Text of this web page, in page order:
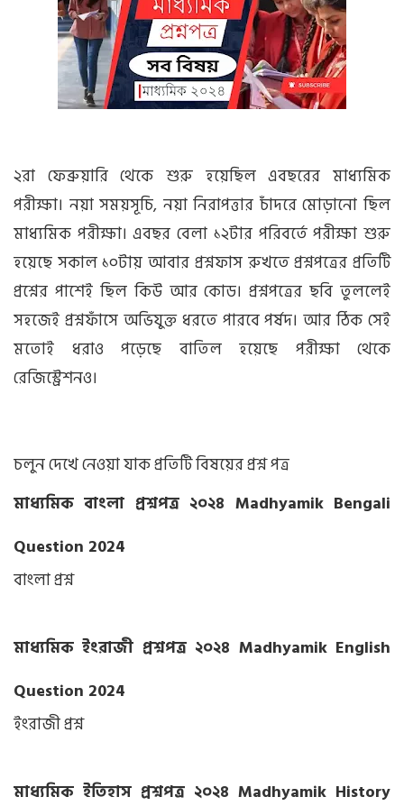
২রা ফেব্রুয়ারি থেকে শুরু হয়েছিল এবছরের মাধ্যমিক
পরীক্ষা। নয়া সময়সূচি, নয়া নিরাপত্তার চাঁদরে মোড়ানো ছিল
মাধ্যমিক পরীক্ষা। এবছর বেলা ১২টার পরিবর্তে পরীক্ষা শুরু
হয়েছে সকাল ১০টায় আবার প্রশ্নফাস রুখতে প্রশ্নপত্রের প্রতিটি
প্রশ্নের পাশেই ছিল কিউ আর কোড। প্রশ্নপত্রের ছবি তুললেই
সহজেই প্রশ্নফাঁসে অভিযুক্ত ধরতে পারবে পর্ষদ। আর ঠিক সেই
মতোই ধরাও পড়েছে বাতিল হয়েছে পরীক্ষা থেকে
রেজিস্ট্রেশনও।
চলুন দেখে নেওয়া যাক প্রতিটি বিষয়ের প্রশ্ন পত্র
মাধ্যমিক বাংলা প্রশ্নপত্র ২০২৪ Madhyamik Bengali
Question 2024
বাংলা প্রশ্ন
মাধ্যমিক ইংরাজী প্রশ্নপত্র ২০২৪ Madhyamik English
Question 2024
ইংরাজী প্রশ্ন
মাধ্যমিক ইতিহাস প্রশ্নপত্র ২০২৪ Madhyamik History